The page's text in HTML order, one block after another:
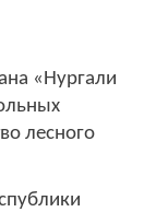
«Нургали
лесного